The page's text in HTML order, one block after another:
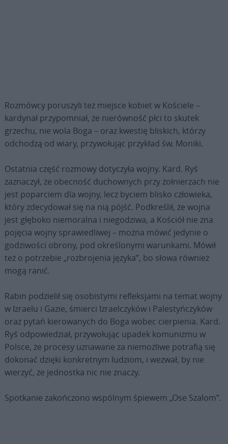
Rozmówcy poruszyli też miejsce kobiet w Kościele –
kardynał przypomniał, że nierówność płci to skutek
grzechu, nie wola Boga – oraz kwestię bliskich, którzy
odchodzą od wiary, przywołując przykład św. Moniki.
Ostatnia część rozmowy dotyczyła wojny. Kard. Ryś
zaznaczył, że obecność duchownych przy żołnierzach nie
jest poparciem dla wojny, lecz byciem blisko człowieka,
który zdecydował się na nią pójść. Podkreślił, że wojna
jest głęboko niemoralna i niegodziwa, a Kościół nie zna
pojęcia wojny sprawiedliwej – można mówić jedynie o
godziwości obrony, pod określonymi warunkami. Mówił
też o potrzebie „rozbrojenia języka”, bo słowa również
mogą ranić.
Rabin podzielił się osobistymi refleksjami na temat wojny
w Izraelu i Gazie, śmierci Izraelczyków i Palestyńczyków
oraz pytań kierowanych do Boga wobec cierpienia. Kard.
Ryś odpowiedział, przywołując upadek komunizmu w
Polsce, że procesy uznawane za niemożliwe potrafią się
dokonać dzięki konkretnym ludziom, i wezwał, by nie
wierzyć, że jednostka nic nie znaczy.
Spotkanie zakończono wspólnym śpiewem „Ose Szalom”.